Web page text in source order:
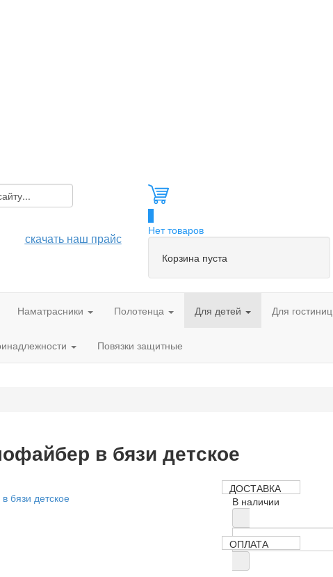
скачать наш прайс
Нет товаров
Корзина пуста
Наматрасники Полотенца Для детей Для гостиниц
Повязки защитные
в бязи детское
390 руб
В наличии
ДОСТАВКА
ОПЛАТА